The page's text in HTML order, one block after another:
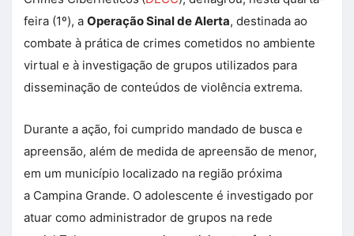
feira (1º), a Operação Sinal de Alerta, destinada ao
combate à prática de crimes cometidos no ambiente
virtual e à investigação de grupos utilizados para
disseminação de conteúdos de violência extrema.
Durante a ação, foi cumprido mandado de busca e
apreensão, além de medida de apreensão de menor,
em um município localizado na região próxima
a Campina Grande. O adolescente é investigado por
atuar como administrador de grupos na rede